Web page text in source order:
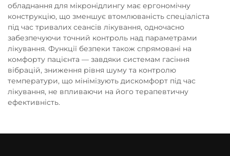
обладнання для мікронідлингу має ергономічну
конструкцію, що зменшує втомлюваність спеціаліста
під час тривалих сеансів лікування, одночасно
забезпечуючи точний контроль над параметрами
лікування. Функції безпеки також спрямовані на
комфорту пацієнта — завдяки системам гасіння
вібрацій, зниження рівня шуму та контролю
температури, що мінімізують дискомфорт під час
лікування, не впливаючи на його терапевтичну
ефективність.